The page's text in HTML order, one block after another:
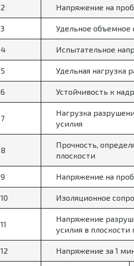
2 Напряжение на
3 Удельное объемное
4 Испытательное
5 Удельная нагрузка
6 Устойчивость к
7
Нагрузка
усилия
8
Прочность,
плоскости
9 Напряжение на
10 Изоляционное
11
Напряжение
усилия в
12 Напряжение за 1